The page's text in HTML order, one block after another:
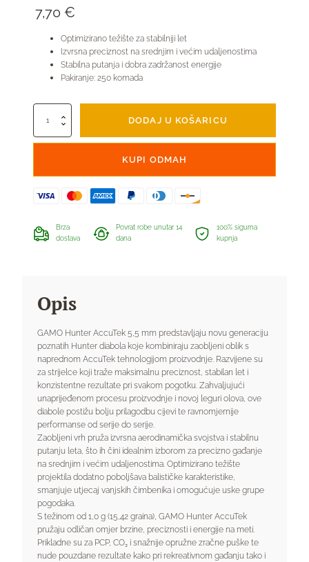
7,70 €
Optimizirano težište za stabilniji let
Izvrsna preciznost na srednjim i većim udaljenostima
Stabilna putanja i dobra zadržanost energije
Pakiranje: 250 komada
Accutek
DODAJ U KOŠARICU
KUPI ODMAH
Brza
dostava
Povrat robe unutar 14
dana
100% sigurna
kupnja
Opis
GAMO Hunter AccuTek 5,5 mm predstavljaju novu generaciju
poznatih Hunter diabola koje kombiniraju zaobljeni oblik s
naprednom AccuTek tehnologijom proizvodnje. Razvijene su
za strijelce koji traže maksimalnu preciznost, stabilan let i
konzistentne rezultate pri svakom pogotku. Zahvaljujući
unaprijeđenom procesu proizvodnje i novoj leguri olova, ove
diabole postižu bolju prilagodbu cijevi te ravnomjernije
performanse od serije do serije.
Zaobljeni vrh pruža izvrsna aerodinamička svojstva i stabilnu
putanju leta, što ih čini idealnim izborom za precizno gađanje
na srednjim i većim udaljenostima. Optimizirano težište
projektila dodatno poboljšava balističke karakteristike,
smanjuje utjecaj vanjskih čimbenika i omogućuje uske grupe
pogodaka.
S težinom od 1,0 g (15,42 graina), GAMO Hunter AccuTek
pružaju odličan omjer brzine, preciznosti i energije na meti.
Prikladne su za PCP, CO₂ i snažnije opružne zračne puške te
nude pouzdane rezultate kako pri rekreativnom gađanju tako i